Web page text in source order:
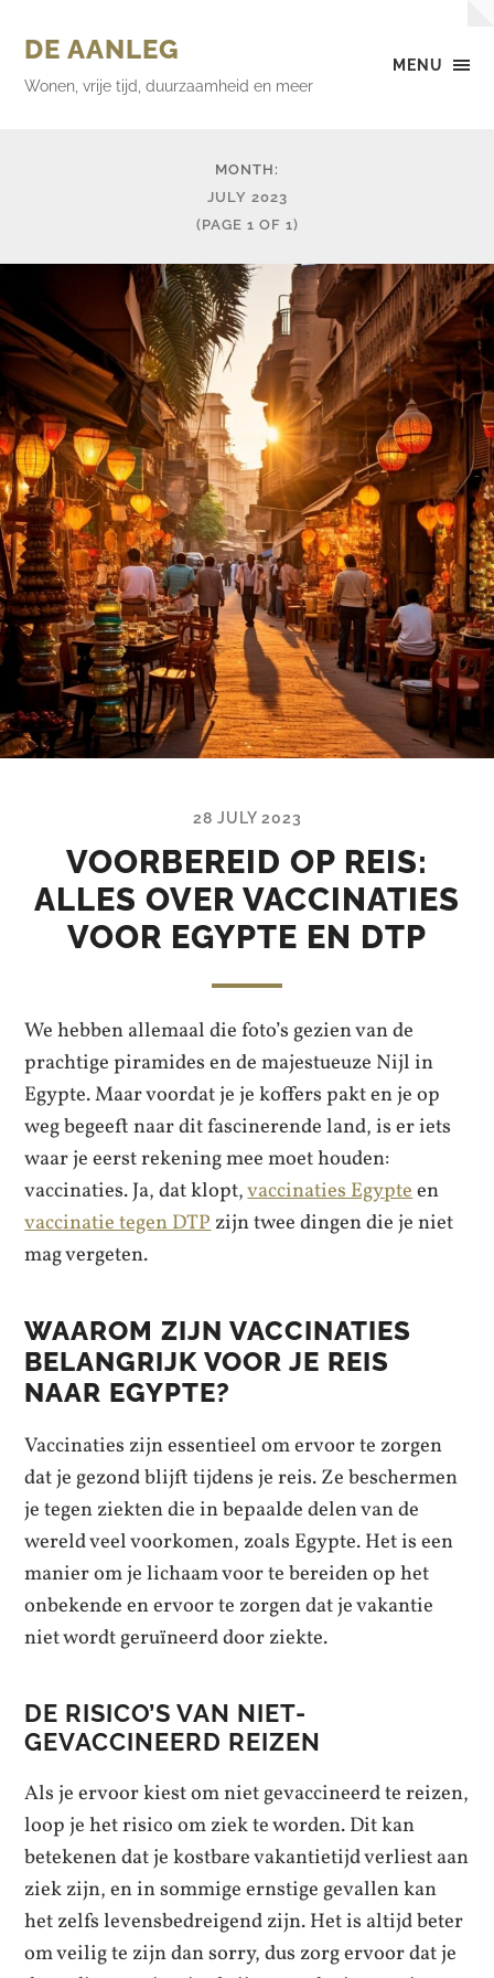
MENU
DE AANLEG
Wonen, vrije tijd, duurzaamheid en meer
MONTH:
JULY 2023
(PAGE 1 OF 1)
28 JULY 2023
VOORBEREID OP REIS:
ALLES OVER VACCINATIES
VOOR EGYPTE EN DTP
We hebben allemaal die foto’s gezien van de
prachtige piramides en de majestueuze Nijl in
Egypte. Maar voordat je je koffers pakt en je op
weg begeeft naar dit fascinerende land, is er iets
waar je eerst rekening mee moet houden:
vaccinaties. Ja, dat klopt,vaccinaties Egypteen
vaccinatie tegen DTPzijn twee dingen die je niet
mag vergeten.
WAAROM ZIJN VACCINATIES
BELANGRIJK VOOR JE REIS
NAAR EGYPTE?
Vaccinaties zijn essentieel om ervoor te zorgen
dat je gezond blijft tijdens je reis. Ze beschermen
je tegen ziekten die in bepaalde delen van de
wereld veel voorkomen, zoals Egypte. Het is een
manier om je lichaam voor te bereiden op het
onbekende en ervoor te zorgen dat je vakantie
niet wordt geruïneerd door ziekte.
DE RISICO’S VAN NIET-
GEVACCINEERD REIZEN
Als je ervoor kiest om niet gevaccineerd te reizen,
loop je het risico om ziek te worden. Dit kan
betekenen dat je kostbare vakantietijd verliest aan
ziek zijn, en in sommige ernstige gevallen kan
het zelfs levensbedreigend zijn. Het is altijd beter
om veilig te zijn dan sorry, dus zorg ervoor dat je